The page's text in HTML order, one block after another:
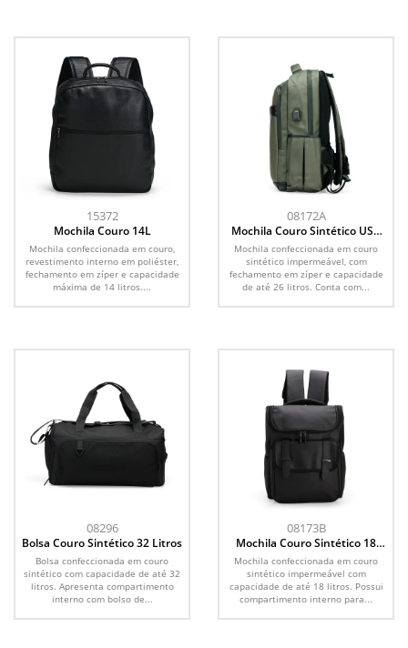
15372
Mochila Couro 14L
Mochila confeccionada em couro,
revestimento interno em poliéster,
fechamento em zíper e capacidade
máxima de 14 litros....
08172A
Mochila Couro Sintético USB
26L
Mochila confeccionada em couro
sintético impermeável, com
fechamento em zíper e capacidade
de até 26 litros. Conta com...
08296
Bolsa Couro Sintético 32 Litros
Bolsa confeccionada em couro
sintético com capacidade de até 32
litros. Apresenta compartimento
interno com bolso de...
08173B
Mochila Couro Sintético 18
Litros
Mochila confeccionada em couro
sintético impermeável com
capacidade de até 18 litros. Possui
compartimento interno para...